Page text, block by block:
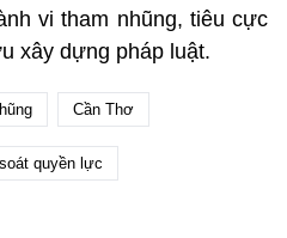
vi tham nhũng, tiêu cực
xây dựng pháp luật.
Cần Thơ
quyền lực